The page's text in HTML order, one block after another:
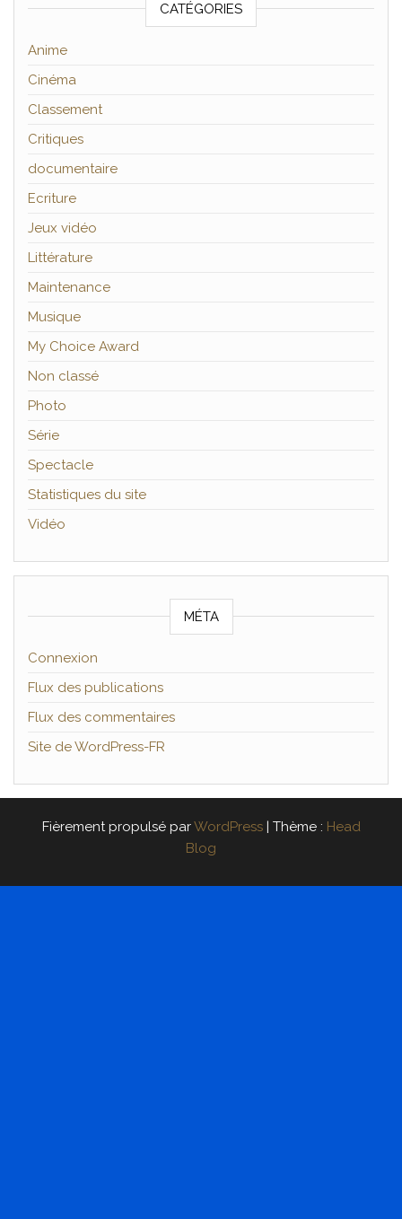
CATÉGORIES
Anime
Cinéma
Classement
Critiques
documentaire
Ecriture
Jeux vidéo
Littérature
Maintenance
Musique
My Choice Award
Non classé
Photo
Série
Spectacle
Statistiques du site
Vidéo
MÉTA
Connexion
Flux des publications
Flux des commentaires
Site de WordPress-FR
Fièrement propulsé parWordPress | Thème : Head
Blog